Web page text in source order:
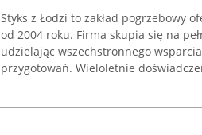
Styks z Łodzi to zakład pogrzebowy
od 2004 roku. Firma skupia się na
udzielając wszechstronnego
przygotowań. Wieloletnie